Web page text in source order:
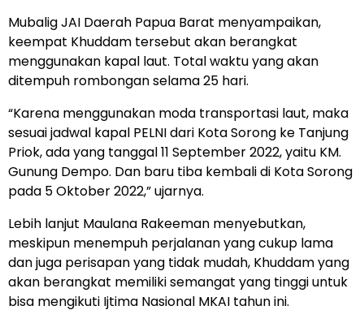
Mubalig JAI Daerah Papua Barat menyampaikan,
keempat Khuddam tersebut akan berangkat
menggunakan kapal laut. Total waktu yang akan
ditempuh rombongan selama 25 hari.
“Karena menggunakan moda transportasi laut, maka
sesuai jadwal kapal PELNI dari Kota Sorong ke Tanjung
Priok, ada yang tanggal 11 September 2022, yaitu KM.
Gunung Dempo. Dan baru tiba kembali di Kota Sorong
pada 5 Oktober 2022,” ujarnya.
Lebih lanjut Maulana Rakeeman menyebutkan,
meskipun menempuh perjalanan yang cukup lama
dan juga perisapan yang tidak mudah, Khuddam yang
akan berangkat memiliki semangat yang tinggi untuk
bisa mengikuti Ijtima Nasional MKAI tahun ini.